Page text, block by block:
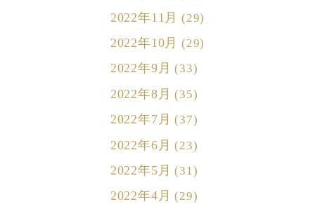
2022年11月 (29)
2022年10月 (29)
2022年9月 (33)
2022年8月 (35)
2022年7月 (37)
2022年6月 (23)
2022年5月 (31)
2022年4月 (29)